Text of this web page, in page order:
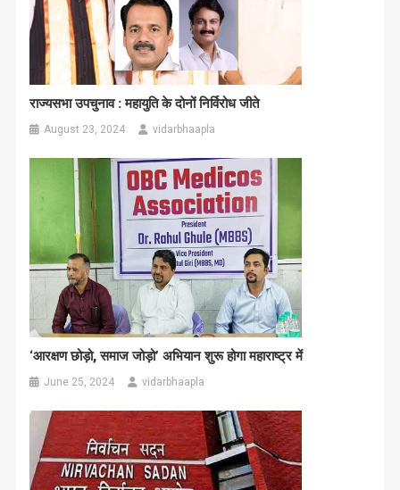
राज्यसभा उपचुनाव : महायुति के दोनों निर्विरोध जीते
August 23, 2024 vidarbhaapla
‘आरक्षण छोड़ो, समाज जोड़ो’ अभियान शुरू होगा महाराष्ट्र में
June 25, 2024 vidarbhaapla